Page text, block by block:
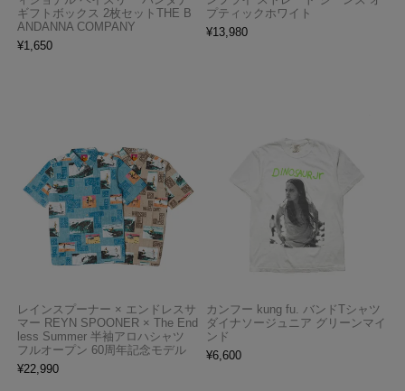
ギフトボックス 2枚セットTHE B
ANDANNA COMPANY
¥1,650
プティックホワイト
¥13,980
レインスプーナー × エンドレスサ
マー REYN SPOONER × The End
less Summer 半袖アロハシャツ
フルオープン 60周年記念モデル
¥22,990
カンフー kung fu. バンドTシャツ
ダイナソージュニア グリーンマイ
ンド
¥6,600